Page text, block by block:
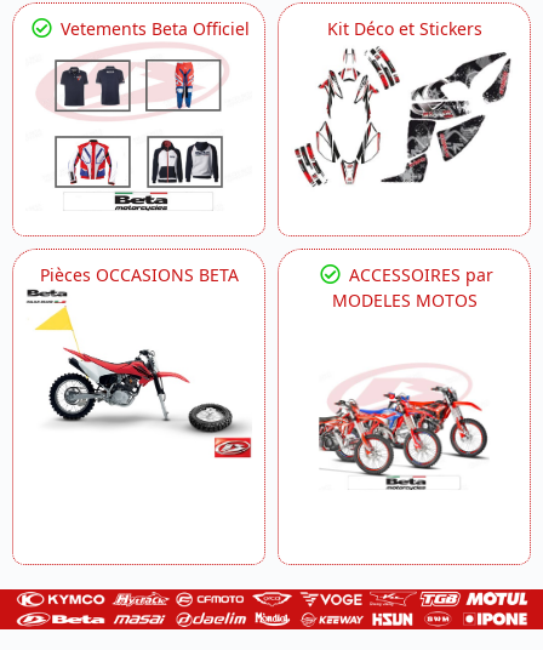
Vetements Beta Officiel Kit Déco et Stickers
Pièces OCCASIONS BETA
ACCESSOIRES par
MODELES MOTOS